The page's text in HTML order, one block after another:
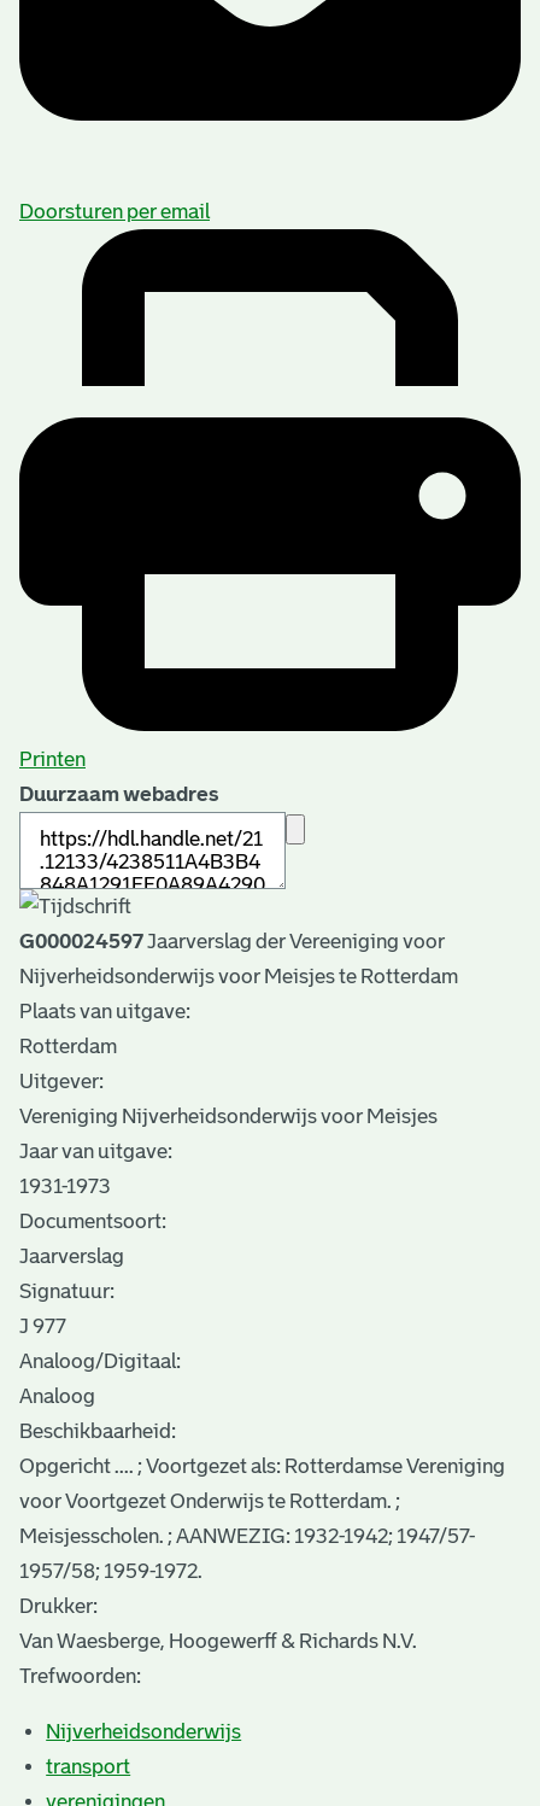
Doorsturen per email
Printen
Duurzaam webadres
G000024597Jaarverslag der Vereeniging voor
Nijverheidsonderwijs voor Meisjes te Rotterdam
Plaats van uitgave:
Rotterdam
Uitgever:
Vereniging Nijverheidsonderwijs voor Meisjes
Jaar van uitgave:
1931-1973
Documentsoort:
Jaarverslag
Signatuur:
J 977
Analoog/Digitaal:
Analoog
Beschikbaarheid:
Opgericht .... ; Voortgezet als: Rotterdamse Vereniging
voor Voortgezet Onderwijs te Rotterdam. ;
Meisjesscholen. ; AANWEZIG: 1932-1942; 1947/57-
1957/58; 1959-1972.
Drukker:
Van Waesberge, Hoogewerff & Richards N.V.
Trefwoorden:
Nijverheidsonderwijs
transport
verenigingen